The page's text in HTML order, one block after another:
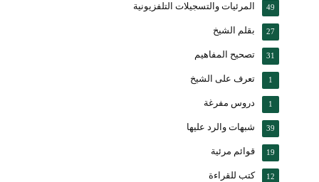
المرئيات والتسجيلات التلفزيونية 49
بقلم الشيخ 27
تصحيح المفاهيم 31
تعرف على الشيخ 1
دروس مفرغة 1
شبهات والرد عليها 39
قوائم مرئية 19
كتب للقراءة 12